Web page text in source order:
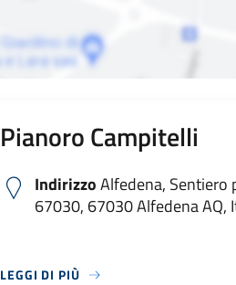
Pianoro Campitelli
IndirizzoAlfedena, Sentiero
67030, 67030 Alfedena AQ,
LEGGI DI PIÙ